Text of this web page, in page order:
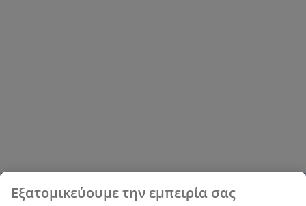
Εξατομικεύουμε την εμπειρία σας